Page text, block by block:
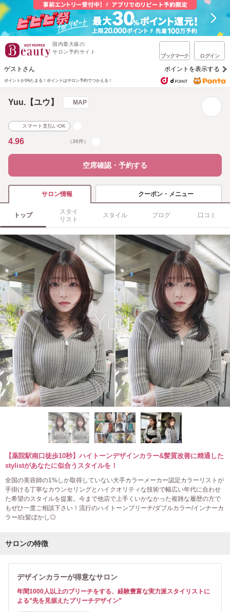
国内最大級の
サロン予約サイト
ブックマーク ログイン
ゲストさん ポイントを表示する
ポイントが1%たまる！ ポイントはサロン予約でつかえる！
Yuu.【ユウ】 MAP
スマート支払いOK
4.96 （36件）
空席確認・予約する
サロン情報 クーポン・メニュー
トップ
スタイ
リスト
スタイル ブログ 口コミ
【薬院駅南口徒歩10秒】ハイトーンデザインカラー&髪質改善に精通した
stylistがあなたに似合うスタイルを！
全国の美容師の1%しか取得していない大手カラーメーカー認定カラーリストが
手掛ける丁寧なカウンセリングとハイクオリティな技術で幅広い年代に合わせ
た希望のスタイルを提案。今まで他店で上手くいかなかった複雑な履歴の方で
もぜひ一度ご相談下さい！流行のハイトーンブリーチ/ダブルカラー/インナーカ
ラー/白髪ぼかし◎
サロンの特徴
デザインカラーが得意なサロン
年間1000人以上のブリーチをする、経験豊富な実力派スタイリストに
よる”先を見据えたブリーチデザイン”